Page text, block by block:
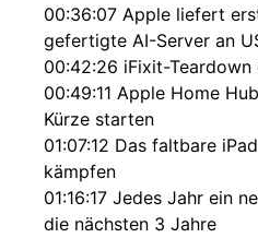
00:36:07 Apple liefert
gefertigte AI-Server an
00:42:26 iFixit-
00:49:11 Apple Home
Kürze starten
01:07:12 Das faltbare
kämpfen
01:16:17 Jedes Jahr ein
die nächsten 3 Jahre